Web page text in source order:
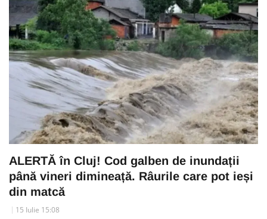
ALERTĂ în Cluj! Cod galben de inundații
până vineri dimineață. Râurile care pot ieși
din matcă
15 Iulie 15:08